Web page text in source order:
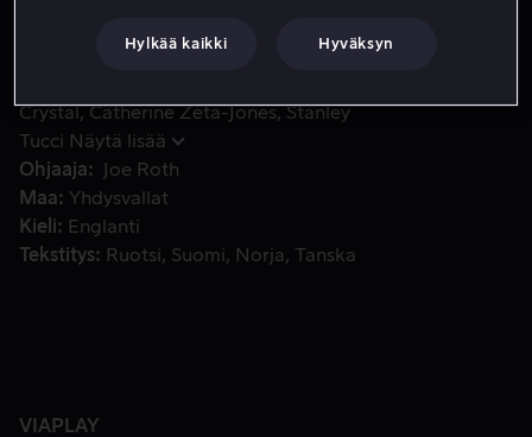
Crystal Catherine Zeta-Jones Stanley
Tucci Näytä lisää
Ohjaaja
Joe Roth
Maa
Yhdysvallat
Kieli
Englanti
Tekstitys
Ruotsi Suomi Norja Tanska
VIAPLAY
Hylkää kaikki Hyväksyn